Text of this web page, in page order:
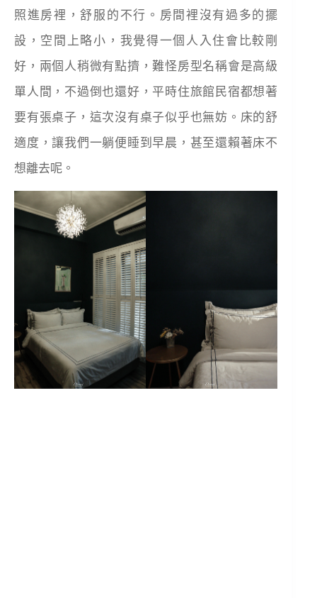
照進房裡，舒服的不行。房間裡沒有過多的擺
設，空間上略小，我覺得一個人入住會比較剛
好，兩個人稍微有點擠，難怪房型名稱會是高級
單人間，不過倒也還好，平時住旅館民宿都想著
要有張桌子，這次沒有桌子似乎也無妨。床的舒
適度，讓我們一躺便睡到早晨，甚至還賴著床不
想離去呢。